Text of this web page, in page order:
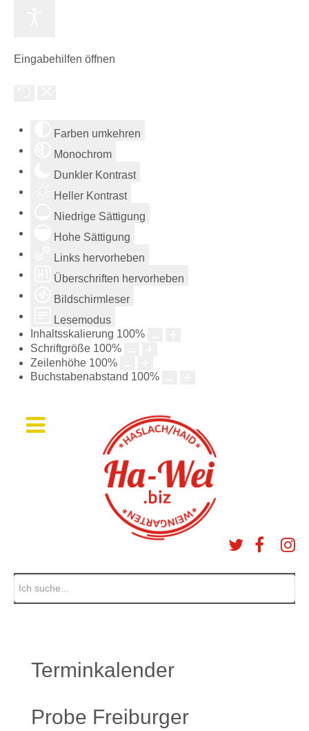
Eingabehilfen öffnen
Farben umkehren
Monochrom
Dunkler Kontrast
Heller Kontrast
Niedrige Sättigung
Hohe Sättigung
Links hervorheben
Überschriften hervorheben
Bildschirmleser
Lesemodus
Inhaltsskalierung 100%
Schriftgröße 100%
Zeilenhöhe 100%
Buchstabenabstand 100%
Terminkalender
Probe Freiburger